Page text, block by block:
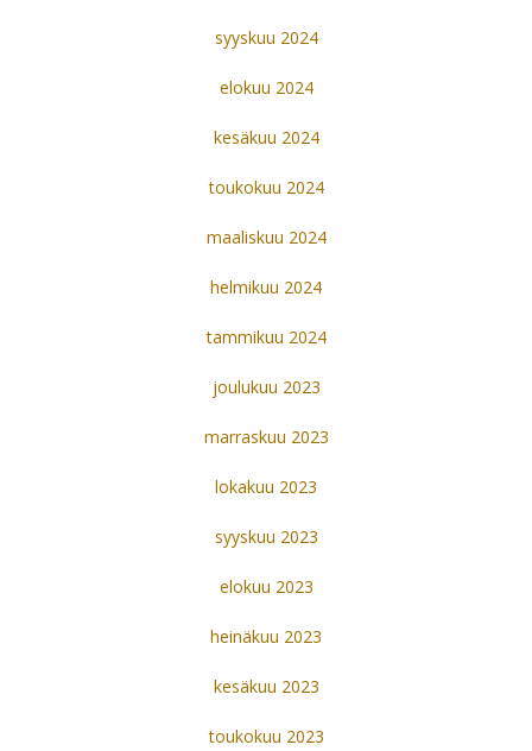
syyskuu 2024
elokuu 2024
kesäkuu 2024
toukokuu 2024
maaliskuu 2024
helmikuu 2024
tammikuu 2024
joulukuu 2023
marraskuu 2023
lokakuu 2023
syyskuu 2023
elokuu 2023
heinäkuu 2023
kesäkuu 2023
toukokuu 2023